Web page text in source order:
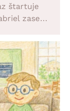
štartuje
zase
záhrade,